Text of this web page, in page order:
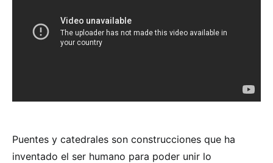
Puentes y catedrales son construcciones que ha
inventado el ser humano para poder unir lo